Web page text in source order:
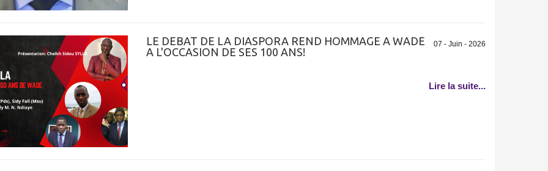
07 - Juin - 2026
LE DEBAT DE LA DIASPORA REND HOMMAGE A WADE
A L'OCCASION DE SES 100 ANS!
Lire la suite...